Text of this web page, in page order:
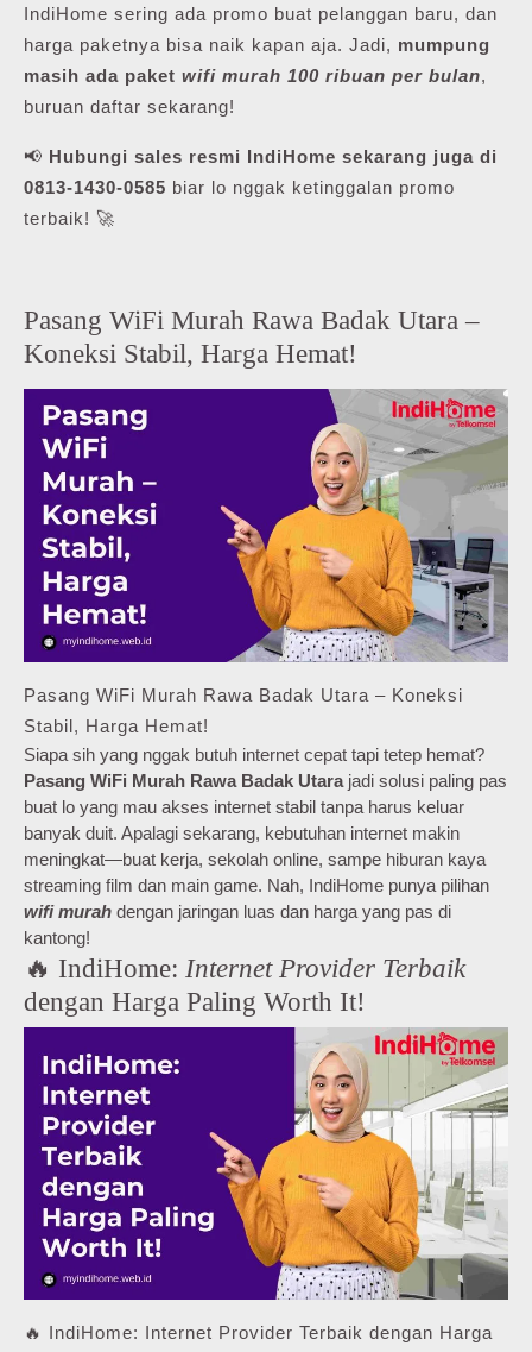
IndiHome sering ada promo buat pelanggan baru, dan
harga paketnya bisa naik kapan aja. Jadi, mumpung
masih ada paket wifi murah 100 ribuan per bulan,
buruan daftar sekarang!
📢 Hubungi sales resmi IndiHome sekarang juga di
0813-1430-0585 biar lo nggak ketinggalan promo
terbaik! 🚀
Pasang WiFi Murah Rawa Badak Utara –
Koneksi Stabil, Harga Hemat!
Pasang WiFi Murah Rawa Badak Utara – Koneksi
Stabil, Harga Hemat!
Siapa sih yang nggak butuh internet cepat tapi tetep hemat?
Pasang WiFi Murah Rawa Badak Utarajadi solusi paling pas
buat lo yang mau akses internet stabil tanpa harus keluar
banyak duit. Apalagi sekarang, kebutuhan internet makin
meningkat—buat kerja, sekolah online, sampe hiburan kaya
streaming film dan main game. Nah, IndiHome punya pilihan
wifi murah dengan jaringan luas dan harga yang pas di
kantong!
🔥 IndiHome: Internet Provider Terbaik
dengan Harga Paling Worth It!
🔥 IndiHome: Internet Provider Terbaik dengan Harga